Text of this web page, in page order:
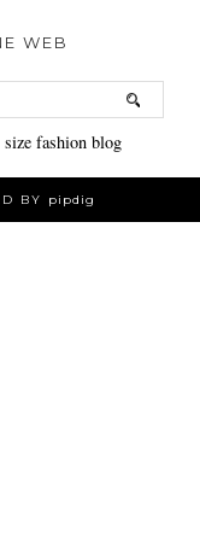
WEB
fashion blog
BY pipdig